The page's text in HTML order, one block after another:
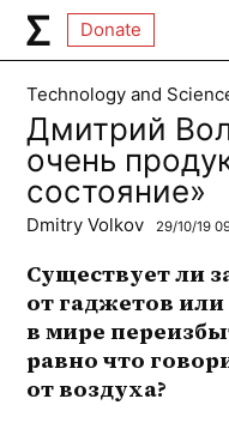
Donate
Technology and
Дмитрий
очень
состояние»
Dmitry Volkov 29/10/19
Существует ли
от гаджетов
в мире
равно что
от воздуха?